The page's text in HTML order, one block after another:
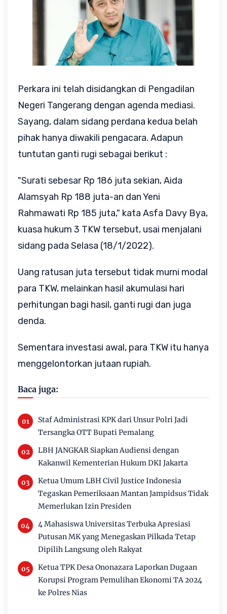
Perkara ini telah disidangkan di Pengadilan
Negeri Tangerang dengan agenda mediasi.
Sayang, dalam sidang perdana kedua belah
pihak hanya diwakili pengacara. Adapun
tuntutan ganti rugi sebagai berikut :
"Surati sebesar Rp 186 juta sekian, Aida
Alamsyah Rp 188 juta-an dan Yeni
Rahmawati Rp 185 juta," kata Asfa Davy Bya,
kuasa hukum 3 TKW tersebut, usai menjalani
sidang pada Selasa (18/1/2022).
Uang ratusan juta tersebut tidak murni modal
para TKW, melainkan hasil akumulasi hari
perhitungan bagi hasil, ganti rugi dan juga
denda.
Sementara investasi awal, para TKW itu hanya
menggelontorkan jutaan rupiah.
Baca juga:
Staf Administrasi KPK dari Unsur Polri Jadi
Tersangka OTT Bupati Pemalang
LBH JANGKAR Siapkan Audiensi dengan
Kakanwil Kementerian Hukum DKI Jakarta
Ketua Umum LBH Civil Justice Indonesia
Tegaskan Pemeriksaan Mantan Jampidsus Tidak
Memerlukan Izin Presiden
4 Mahasiswa Universitas Terbuka Apresiasi
Putusan MK yang Menegaskan Pilkada Tetap
Dipilih Langsung oleh Rakyat
Ketua TPK Desa Ononazara Laporkan Dugaan
Korupsi Program Pemulihan Ekonomi TA 2024
ke Polres Nias